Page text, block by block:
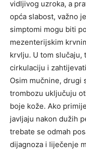
vidljivog uzroka, a
opća slabost, važno
simptomi mogu biti
mezenterijskim
krvlju. U tom
cirkulaciju i
Osim mučnine, drugi
trombozu uključuju
boje kože. Ako
javljaju nakon dužih
trebate se odmah
dijagnoza i liječenje